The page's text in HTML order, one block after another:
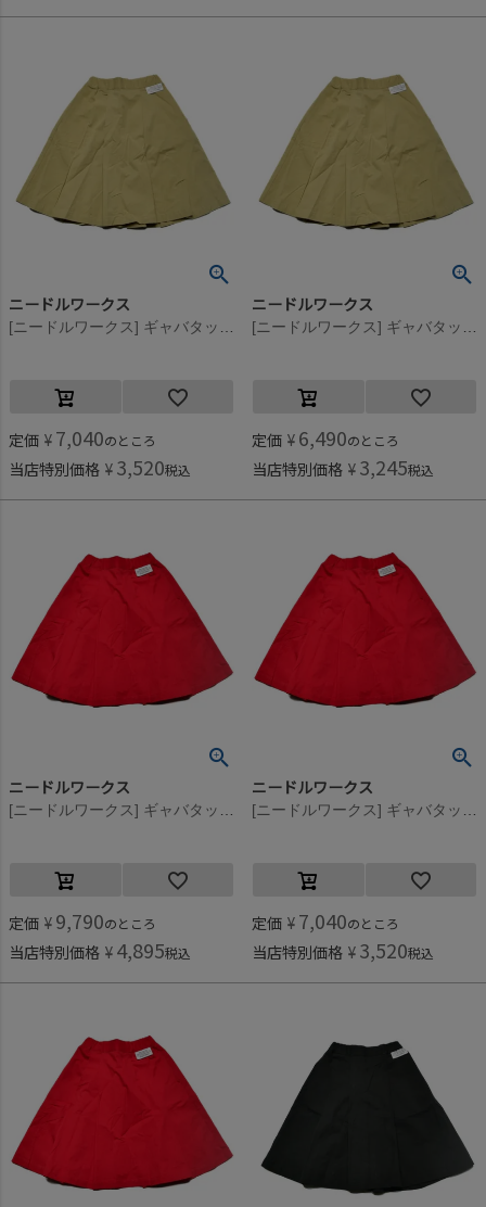
ニードルワークス
定価 ¥ 7,040のところ
当店特別価格 ¥ 3,520税込
ニードルワークス
定価 ¥ 6,490のところ
当店特別価格 ¥ 3,245税込
ニードルワークス
定価 ¥ 9,790のところ
当店特別価格 ¥ 4,895税込
ニードルワークス
定価 ¥ 7,040のところ
当店特別価格 ¥ 3,520税込